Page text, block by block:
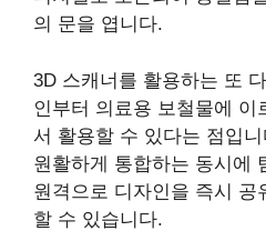
의 문을 엽니다.
3D 스캐너를 활용하는 또
인부터 의료용 보철물에 이
서 활용할 수 있다는 점입
원활하게 통합하는 동시에
원격으로 디자인을 즉시 공
할 수 있습니다.